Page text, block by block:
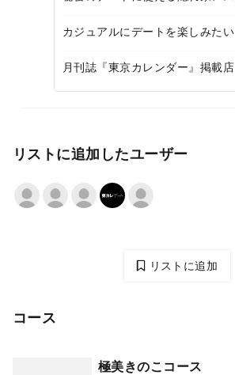
カジュアルにデートを楽しみたい
月刊誌『東京カレンダー』掲載店
リストに追加したユーザー
リストに追加
コース
極美きのこコース